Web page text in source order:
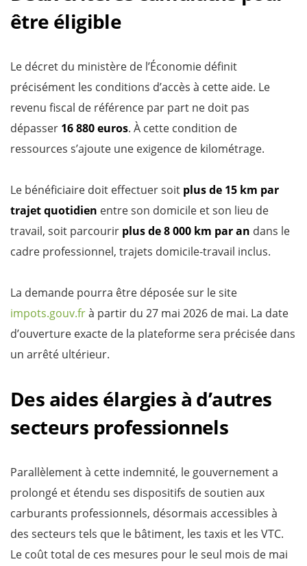
être éligible
Le décret du ministère de l’Économie définit
précisément les conditions d’accès à cette aide. Le
revenu fiscal de référence par part ne doit pas
dépasser 16 880 euros. À cette condition de
ressources s’ajoute une exigence de kilométrage.
Le bénéficiaire doit effectuer soit plus de 15 km par
trajet quotidien entre son domicile et son lieu de
travail, soit parcourir plus de 8 000 km par an dans le
cadre professionnel, trajets domicile-travail inclus.
La demande pourra être déposée sur le site
impots.gouv.frà partir du 27 mai 2026 de mai. La date
d’ouverture exacte de la plateforme sera précisée dans
un arrêté ultérieur.
Des aides élargies à d’autres
secteurs professionnels
Parallèlement à cette indemnité, le gouvernement a
prolongé et étendu ses dispositifs de soutien aux
carburants professionnels, désormais accessibles à
des secteurs tels que le bâtiment, les taxis et les VTC.
Le coût total de ces mesures pour le seul mois de mai